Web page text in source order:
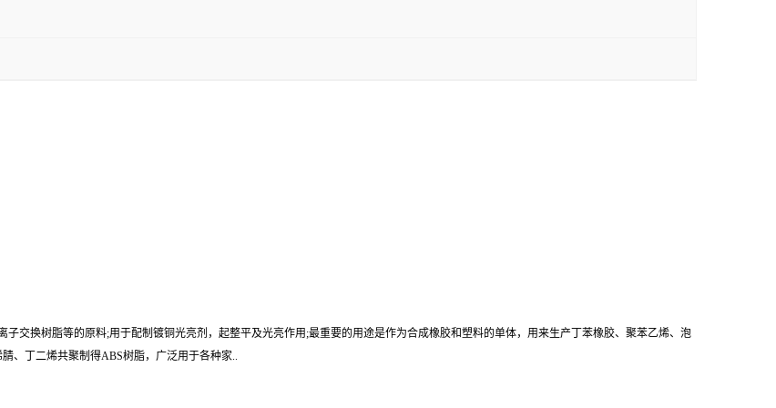
交换树脂等的原料;用于配制镀铜光亮剂，起整平及光亮作用;最重要的用途是作为合成橡胶和塑料的单体，用来生产丁苯橡胶、聚苯乙烯、泡
、丁二烯共聚制得ABS树脂，广泛用于各种家..